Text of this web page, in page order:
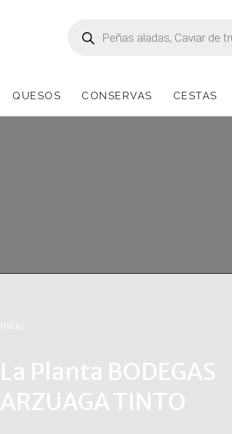
productos
QUESOS CONSERVAS CESTAS
Inicio
La Planta BODEGAS
ARZUAGA TINTO